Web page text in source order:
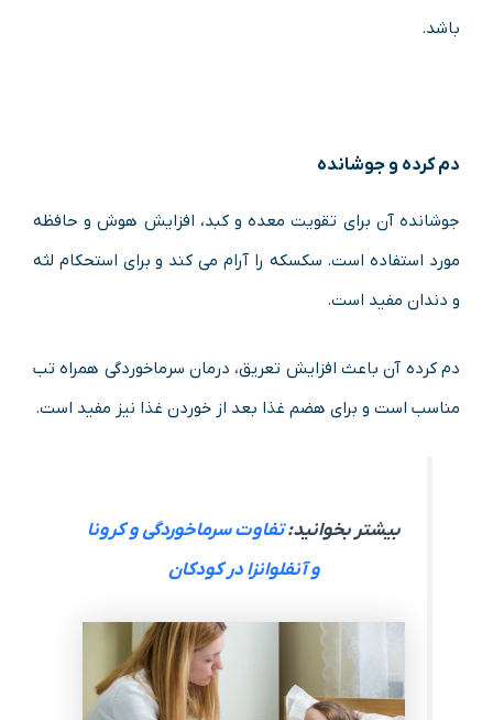
باشد.
دم کرده و جوشانده
جوشانده آن برای تقویت معده و کبد، افزایش هوش و حافظه
مورد استفاده است. سکسکه را آرام می کند و برای استحکام لثه
و دندان مفید است.
دم کرده آن باعث افزایش تعریق، درمان سرماخوردگی همراه تب
مناسب است و برای هضم غذا بعد از خوردن غذا نیز مفید است.
بیشتر بخوانید:تفاوت سرماخوردگی و کرونا
و آنفلوانزا در کودکان